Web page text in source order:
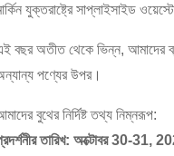
যুক্তরাষ্ট্রে সাপ্লাইসাইড
বছর অতীত থেকে ভিন্ন, আমাদের
পণ্যের উপর।
বুথের নির্দিষ্ট তথ্য নিম্নরূপ:
তারিখ: অক্টোবর 30-31,